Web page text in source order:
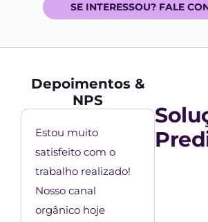
SE INTERESSOU? FALE
Depoimentos &
NPS
Estou muito
satisfeito com o
trabalho realizado!
Nosso canal
orgânico hoje